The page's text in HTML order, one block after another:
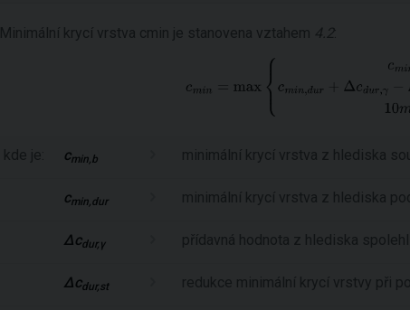
Minimální krycí vrstva cmin je stanovena vztahem 4.2:
kde je: cmin,b minimální krycí vrstva z hlediska
cmin,dur minimální krycí vrstva z hlediska
Δcdur,γ přídavná hodnota z hlediska
Δcdur,st redukce minimální krycí vrstvy při